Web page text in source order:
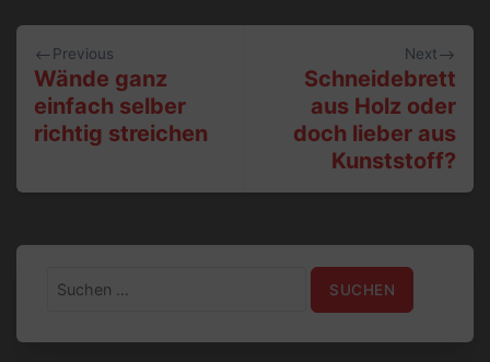
Previous
Wände ganz
einfach selber
richtig streichen
Next
Schneidebrett
aus Holz oder
doch lieber aus
Kunststoff?
nach: